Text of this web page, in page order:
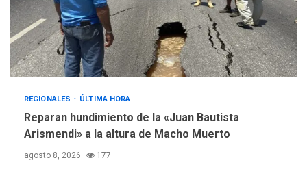
REGIONALES ÚLTIMA HORA
Reparan hundimiento de la «Juan Bautista
Arismendi» a la altura de Macho Muerto
agosto 8, 2026 177